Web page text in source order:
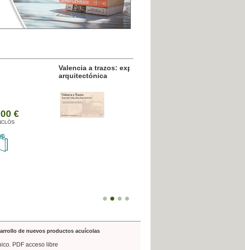
expresión poligráfica
de nuevos productos acuícolas
PDF acceso libre